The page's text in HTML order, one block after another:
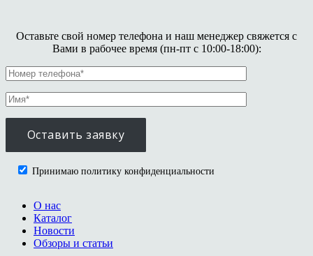
Оставьте свой номер телефона и наш менеджер свяжется с
Вами в рабочее время (пн-пт с 10:00-18:00):
Принимаю политику конфиденциальности
О нас
Каталог
Новости
Обзоры и статьи